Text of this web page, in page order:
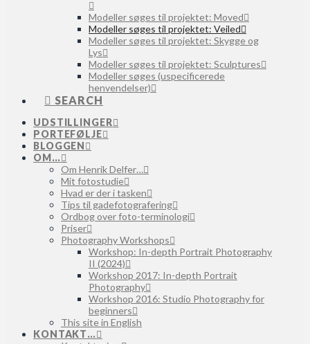
Modeller søges til projektet: Moved
Modeller søges til projektet: Veiled
Modeller søges til projektet: Skygge og
Lys
Modeller søges til projektet: Sculptures
Modeller søges (uspecificerede
henvendelser)
SEARCH
UDSTILLINGER
PORTEFØLJE
BLOGGEN
OM…
Om Henrik Delfer…
Mit fotostudie
Hvad er der i tasken
Tips til gadefotografering
Ordbog over foto-terminologi
Priser
Photography Workshops
Workshop: In-depth Portrait Photography
II (2024)
Workshop 2017: In-depth Portrait
Photography
Workshop 2016: Studio Photography for
beginners
This site in English
KONTAKT…